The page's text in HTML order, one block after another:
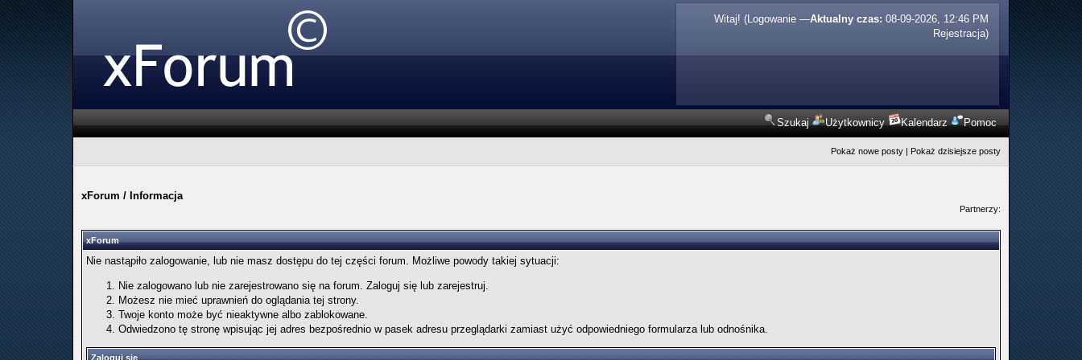
Aktualny czas: 08-09-2026, 12:46 PM
Witaj! (Logowanie —
Rejestracja)
Szukaj Użytkownicy Kalendarz Pomoc
Pokaż nowe posty | Pokaż dzisiejsze posty
xForum / Informacja
Partnerzy:
xForum
Nie nastąpiło zalogowanie, lub nie masz dostępu do tej części forum. Możliwe powody takiej sytuacji:
Nie zalogowano lub nie zarejestrowano się na forum. Zaloguj się lub zarejestruj.
Możesz nie mieć uprawnień do oglądania tej strony.
Twoje konto może być nieaktywne albo zablokowane.
Odwiedzono tę stronę wpisując jej adres bezpośrednio w pasek adresu przeglądarki zamiast użyć odpowiedniego formularza lub odnośnika.
Zaloguj się